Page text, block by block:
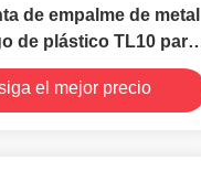
de empalme de metal
de plástico TL10 para
portadoras SMD
el mejor precio